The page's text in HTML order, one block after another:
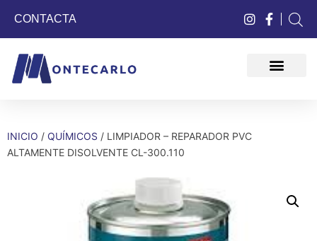
CONTACTA
INICIO / QUÍMICOS / LIMPIADOR – REPARADOR PVC
ALTAMENTE DISOLVENTE CL-300.110